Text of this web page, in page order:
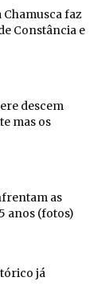
faz
Constância e
descem
mas os
as
anos (fotos)
já